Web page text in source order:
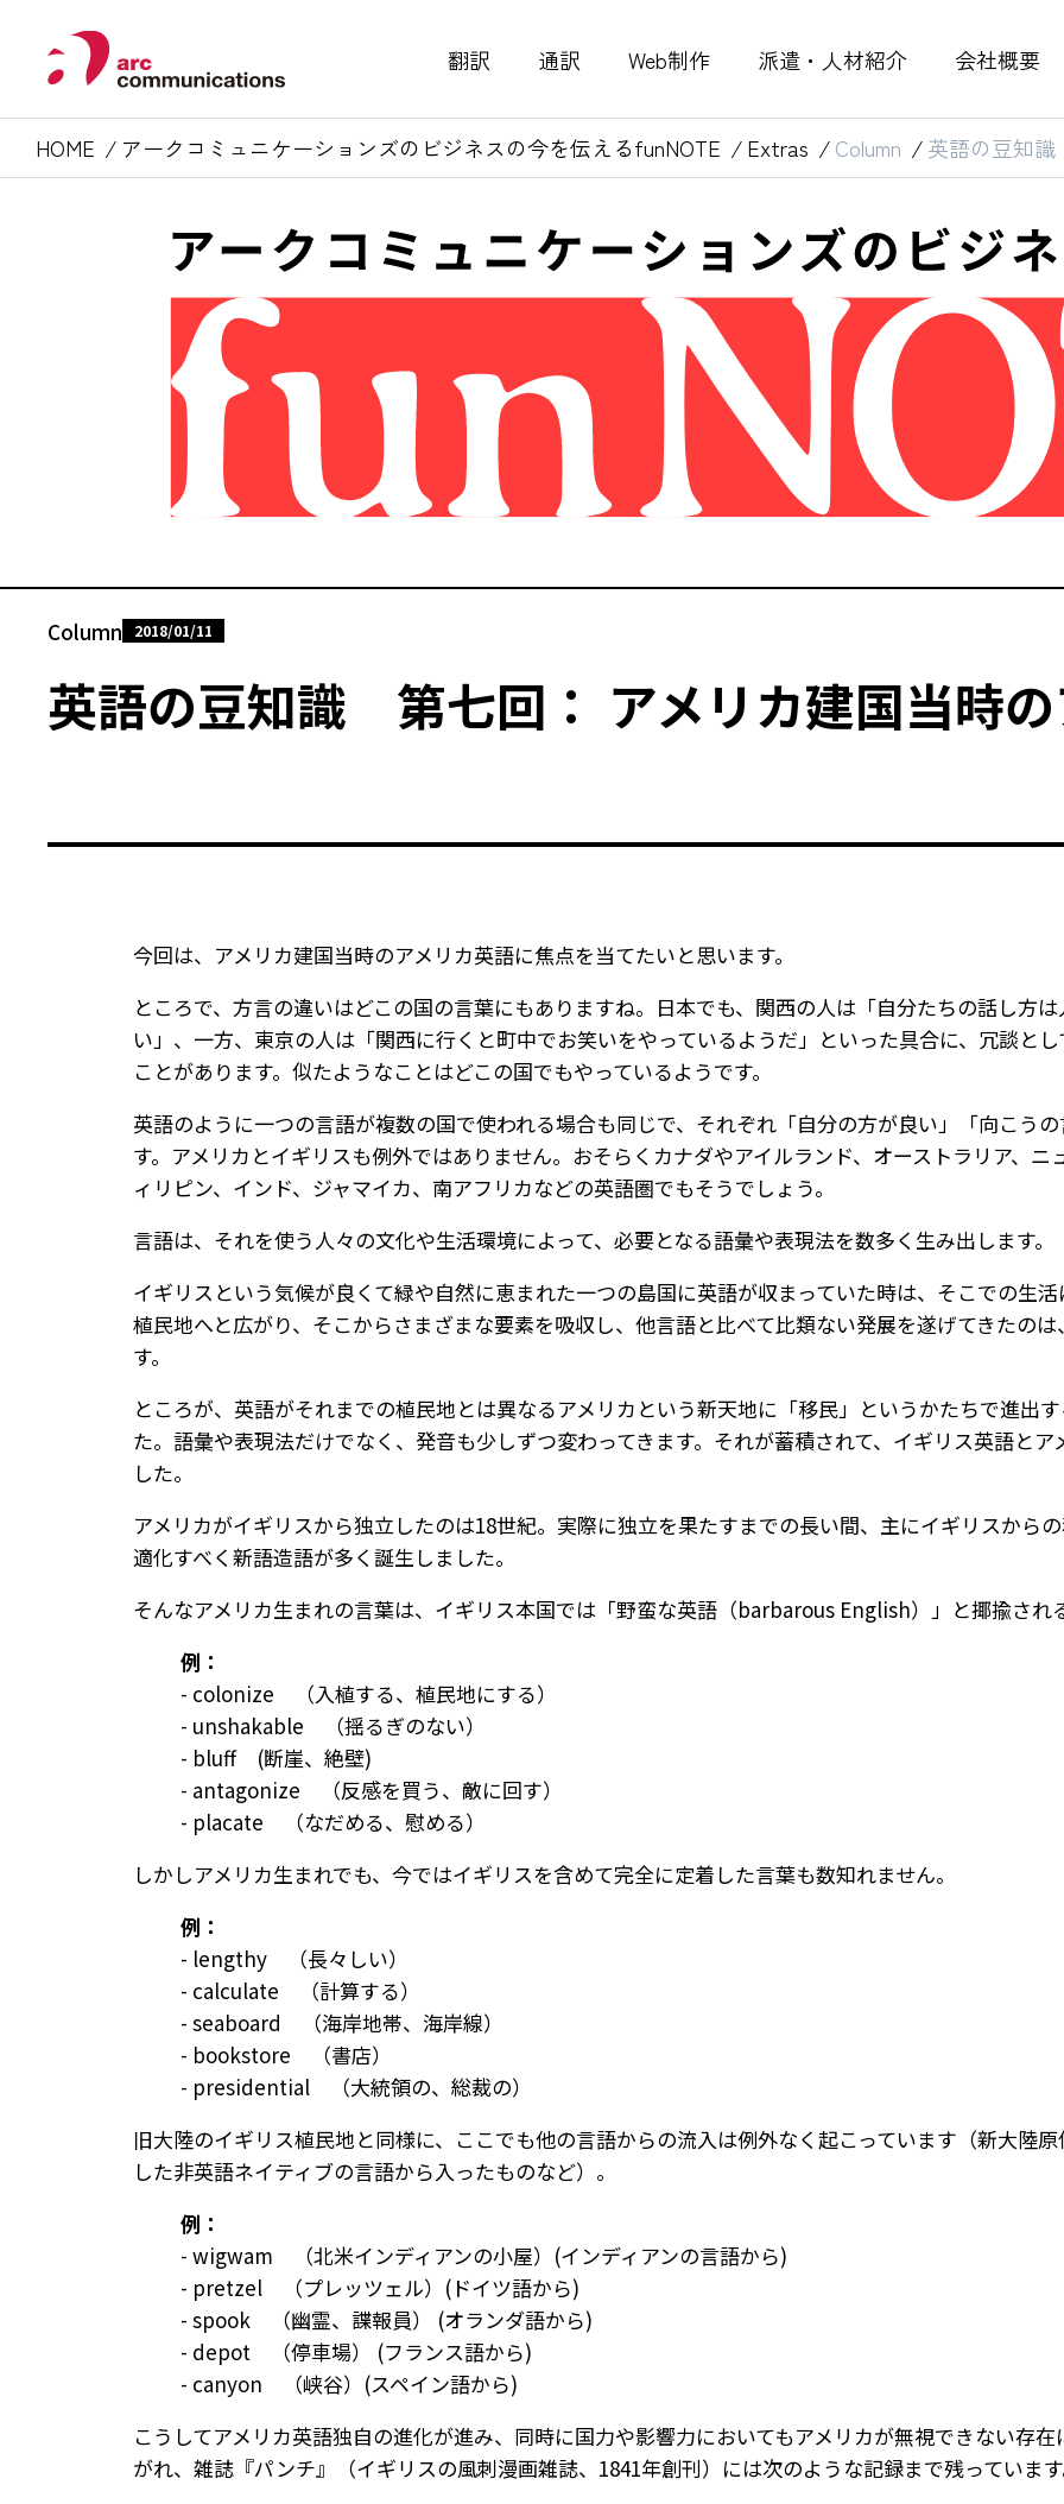
翻訳 通訳 Web制作 派遣・人材紹介 会社概要
HOME アークコミュニケーションズのビジネスの今を伝えるfunNOTE Extras Column 英語の豆知
Column 2018/01/11
英語の豆知識 第七回： アメリカ建国当時
今回は、アメリカ建国当時のアメリカ英語に焦点を当てたいと思います。
ところで、方言の違いはどこの国の言葉にもありますね。日本でも、関西の人は「自分たちの話し方
い」、一方、東京の人は「関西に行くと町中でお笑いをやっているようだ」といった具合に、冗談と
ことがあります。似たようなことはどこの国でもやっているようです。
英語のように一つの言語が複数の国で使われる場合も同じで、それぞれ「自分の方が良い」「向こう
す。アメリカとイギリスも例外ではありません。おそらくカナダやアイルランド、オーストラリア、
ィリピン、インド、ジャマイカ、南アフリカなどの英語圏でもそうでしょう。
言語は、それを使う人々の文化や生活環境によって、必要となる語彙や表現法を数多く生み出します。
イギリスという気候が良くて緑や自然に恵まれた一つの島国に英語が収まっていた時は、そこでの生
植民地へと広がり、そこからさまざまな要素を吸収し、他言語と比べて比類ない発展を遂げてきたの
す。
ところが、英語がそれまでの植民地とは異なるアメリカという新天地に「移民」というかたちで進出
た。語彙や表現法だけでなく、発音も少しずつ変わってきます。それが蓄積されて、イギリス英語と
した。
アメリカがイギリスから独立したのは18世紀。実際に独立を果たすまでの長い間、主にイギリスから
適化すべく新語造語が多く誕生しました。
そんなアメリカ生まれの言葉は、イギリス本国では「野蛮な英語（barbarous English）」と揶揄され
例：
- colonize （入植する、植民地にする）
- unshakable （揺るぎのない）
- bluff (断崖、絶壁)
- antagonize （反感を買う、敵に回す）
- placate （なだめる、慰める）
しかしアメリカ生まれでも、今ではイギリスを含めて完全に定着した言葉も数知れません。
例：
- lengthy （長々しい）
- calculate （計算する）
- seaboard （海岸地帯、海岸線）
- bookstore （書店）
- presidential （大統領の、総裁の）
旧大陸のイギリス植民地と同様に、ここでも他の言語からの流入は例外なく起こっています（新大陸
した非英語ネイティブの言語から入ったものなど）。
例：
- wigwam （北米インディアンの小屋）(インディアンの言語から)
- pretzel （プレッツェル）(ドイツ語から)
- spook （幽霊、諜報員） (オランダ語から)
- depot （停車場） (フランス語から)
- canyon （峡谷）(スペイン語から)
こうしてアメリカ英語独自の進化が進み、同時に国力や影響力においてもアメリカが無視できない存
がれ、雑誌『パンチ』（イギリスの風刺漫画雑誌、1841年創刊）には次のような記録まで残っています